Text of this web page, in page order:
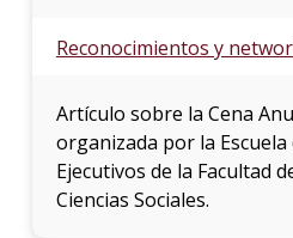
Reconocimientos y
Artículo sobre la Cena
organizada por la
Ejecutivos de la Facultad
Ciencias Sociales.